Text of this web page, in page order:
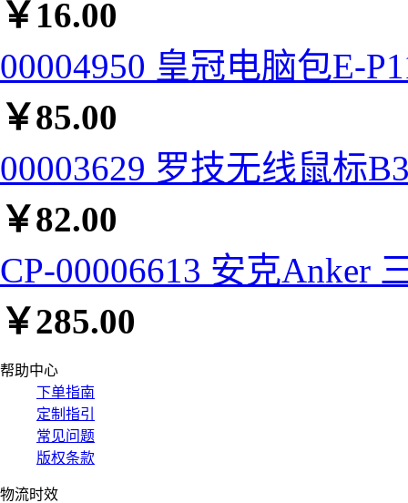
￥16.00
00004950 皇冠电脑包E-
￥85.00
00003629 罗技无线鼠标
￥82.00
CP-00006613 安克Anker
￥285.00
帮助中心
下单指南
定制指引
常见问题
版权条款
物流时效